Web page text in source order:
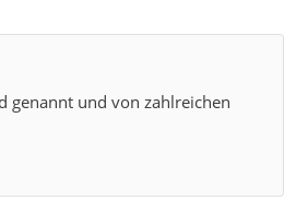
genannt und von zahlreichen